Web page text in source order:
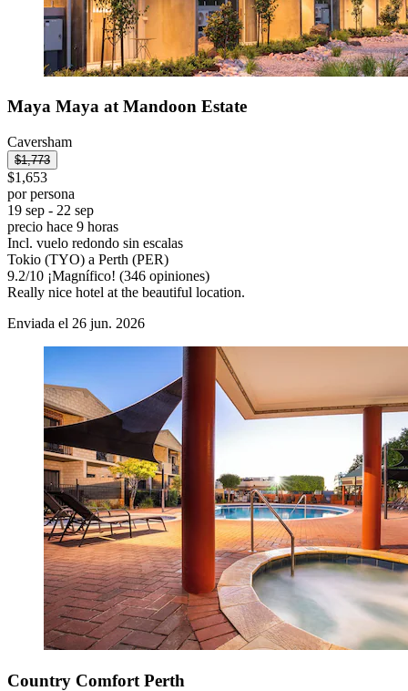
Maya Maya at Mandoon Estate
Caversham
$1,773
$1,653
por persona
19 sep - 22 sep
precio hace 9 horas
Incl. vuelo redondo sin escalas
Tokio (TYO) a Perth (PER)
9.2/10 ¡Magnífico! (346 opiniones)
Really nice hotel at the beautiful location.
Enviada el 26 jun. 2026
Country Comfort Perth